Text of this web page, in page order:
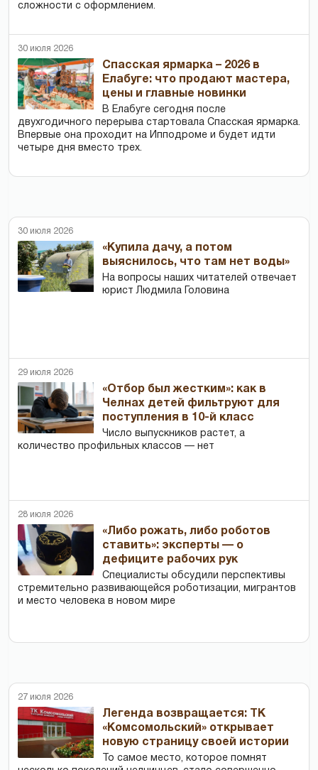
сложности с оформлением.
30 июля 2026
Спасская ярмарка – 2026 в
Елабуге: что продают мастера,
цены и главные новинки
В Елабуге сегодня после
двухгодичного перерыва стартовала Спасская ярмарка.
Впервые она проходит на Ипподроме и будет идти
четыре дня вместо трех.
30 июля 2026
«Купила дачу, а потом
выяснилось, что там нет воды»
На вопросы наших читателей отвечает
юрист Людмила Головина
29 июля 2026
«Отбор был жестким»: как в
Челнах детей фильтруют для
поступления в 10-й класс
Число выпускников растет, а
количество профильных классов — нет
28 июля 2026
«Либо рожать, либо роботов
ставить»: эксперты — о
дефиците рабочих рук
Специалисты обсудили перспективы
стремительно развивающейся роботизации, мигрантов
и место человека в новом мире
27 июля 2026
Легенда возвращается: ТК
«Комсомольский» открывает
новую страницу своей истории
То самое место, которое помнят